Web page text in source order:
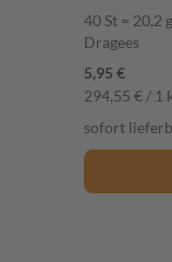
40 St = 20,2 g
Dragees
5,95 €
294,55 € / 1
sofort